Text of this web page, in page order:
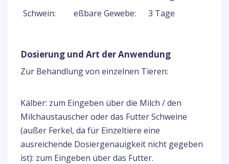
Schwein:
eßbare Gewebe: 3 Tage
Dosierung und Art der Anwendung
Zur Behandlung von einzelnen Tieren:
Kälber: zum Eingeben über die Milch / den
Milchaustauscher oder das Futter Schweine
(außer Ferkel, da für Einzeltiere eine
ausreichende Dosiergenauigkeit nicht gegeben
ist): zum Eingeben über das Futter.